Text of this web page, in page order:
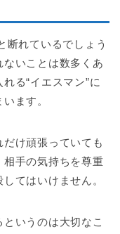
断れているでしょう
いことは数多くあ
る“イエスマン”に
ます。
け頑張っていても
手の気持ちを尊重
てはいけません。
いうのは大切なこ